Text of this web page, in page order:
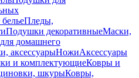
Пледы,
Подушки декоративныеМаски,
домашнего
аксессуарыНожиАксессуары
и комплектующиеКовры и
шкурыКовры,